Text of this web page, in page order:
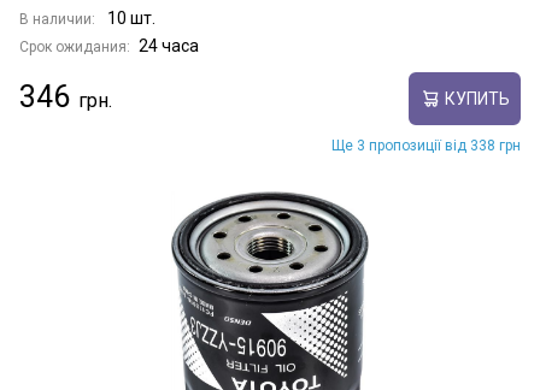
В наличии: 10 шт.
Срок ожидания: 24 часа
346 КУПИТЬ
Ще 3 пропозиції від 338 грн